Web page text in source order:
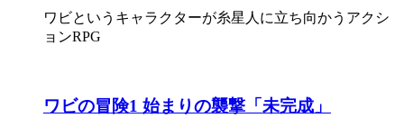
ワビというキャラクターが糸星人に立ち向かうアクシ
ョンRPG
ワビの冒険1 始まりの襲撃「未完成」